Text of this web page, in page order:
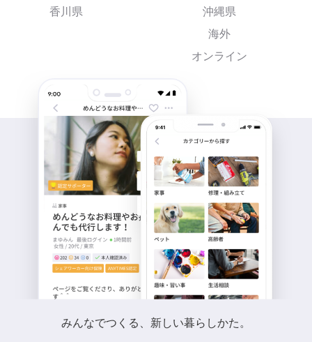
香川県
沖縄県
海外
オンライン
みんなでつくる、新しい暮らしかた。